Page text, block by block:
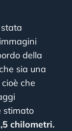
della
sia una
che
stimato
chilometri.